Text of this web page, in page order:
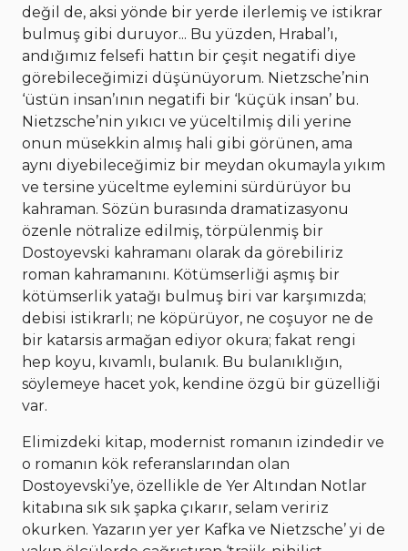
değil de, aksi yönde bir yerde ilerlemiş ve istikrar
bulmuş gibi duruyor... Bu yüzden, Hrabal’ı,
andığımız felsefi hattın bir çeşit negatifi diye
görebileceğimizi düşünüyorum. Nietzsche’nin
‘üstün insan’ının negatifi bir ‘küçük insan’ bu.
Nietzsche’nin yıkıcı ve yüceltilmiş dili yerine
onun müsekkin almış hali gibi görünen, ama
aynı diyebileceğimiz bir meydan okumayla yıkım
ve tersine yüceltme eylemini sürdürüyor bu
kahraman. Sözün burasında dramatizasyonu
özenle nötralize edilmiş, törpülenmiş bir
Dostoyevski kahramanı olarak da görebiliriz
roman kahramanını. Kötümserliği aşmış bir
kötümserlik yatağı bulmuş biri var karşımızda;
debisi istikrarlı; ne köpürüyor, ne coşuyor ne de
bir katarsis armağan ediyor okura; fakat rengi
hep koyu, kıvamlı, bulanık. Bu bulanıklığın,
söylemeye hacet yok, kendine özgü bir güzelliği
var.
Elimizdeki kitap, modernist romanın izindedir ve
o romanın kök referanslarından olan
Dostoyevski’ye, özellikle de Yer Altından Notlar
kitabına sık sık şapka çıkarır, selam veririz
okurken. Yazarın yer yer Kafka ve Nietzsche’ yi de